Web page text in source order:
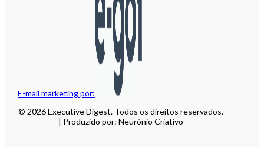
E-mail marketing por:
© 2026 Executive Digest. Todos os direitos reservados.
| Produzido por: Neurónio Criativo